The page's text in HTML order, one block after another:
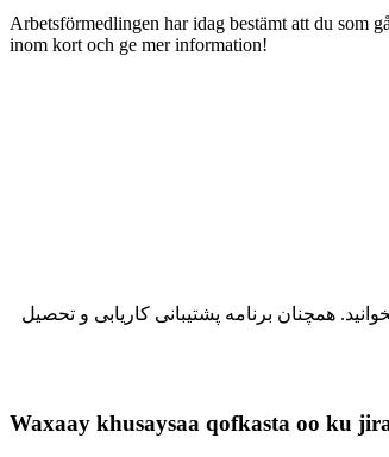
Arbetsförmedlingen har idag bestämt att du som
inom kort och ge mer information!
همچنان برنامه پشتیبانی کاریابی و تحصیل
Waxaay khusaysaa qofkasta oo ku